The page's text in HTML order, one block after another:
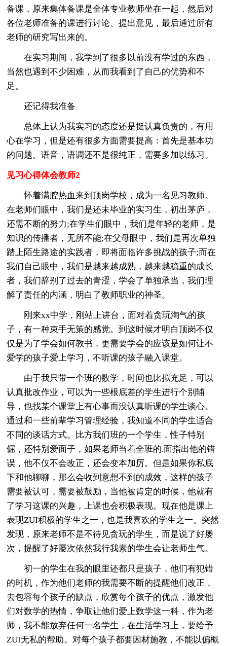
备课，原来集体备课是全体专业教师坐在一起，然后对
各位老师准备的课进行讨论、提出意见，最后通过所有
老师的研究写出来的。
在实习期间，我学到了很多以前没有学过的东西，
当然也遇到不少困难，从而我看到了自己的优势和不
足。
还记得我准备
总体上认为我实习的态度还是挺认真负责的，有用
心在学习，但是还有很多方面需要提高：首先是基本功
的问题。语音，语调还不是很纯正，需要多加以练习。
见习心得体会教师2
怀着满腔热血来到顶岗学校，成为一名见习教师。
在老师们眼中，我们是还未毕业的实习生，初出茅庐，
还需不断的努力;在学生们眼中，我们是年轻的老师，是
知识的传播者，无所不能;在父母眼中，我们是再次单独
踏上陌生路途的实践者，即将面临许多挑战的孩子;而在
我们自己眼中，我们是越来越成熟，越来越稳重的成长
者，我们辞别了过去的青涩，学会了单独承当，我们理
解了责任的内涵，明白了教师职业的神圣。
刚来xx中学，刚站上讲台，面对着贪玩淘气的孩
子，有一种束手无策的感觉。到这时候才明白顶岗不仅
仅是为了学会如何教书，更需要学会的应该是如何让不
爱学的孩子爱上学习，不听课的孩子融入课堂。
由于我只带一个班的数学，时间也比拟充足，可以
认真批改作业，可以为一些根底差的学生进行个别辅
导，也找某个课堂上有心事而没认真听课的学生谈心。
通过和一些前辈学习管理经验，我知道不同的学生适合
不同的谈话方式。比方我们班的一个学生，性子特别
倔，还特别爱面子，如果老师当着全班的.面指出他的错
误，他不仅不会改正，还会变本加厉。但是如果你私底
下和他聊聊，那么会收到意想不到的成效，这样的孩子
需要被认可，需要被鼓励，当他被肯定的时候，他就有
了学习这课的兴趣，上课也会积极表现。现在他是课上
表现ZUI积极的学生之一，也是我喜欢的学生之一。突然
发现，原来老师不是不待见贪玩的学生，而是说了好屡
次，提醒了好屡次依然我行我素的学生会让老师生气。
初一的学生在我的眼里还都只是孩子，他们有犯错
的时机，作为他们老师的我需要不断的提醒他们改正，
去包容每个孩子的缺点，欣赏每个孩子的优点，激发他
们对数学的热情，争取让他们爱上数学这一科，作为老
师，我不能放弃任何一名学生，在生活学习上，要给予
ZUI无私的帮助。对每个孩子都要因材施教，不能以偏概